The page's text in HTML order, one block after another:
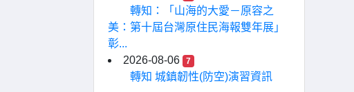
轉知：「山海的大愛－原容之
美：第十屆台灣原住民海報雙年展」
彰...
2026-08-06
7
轉知 城鎮韌性(防空)演習資訊